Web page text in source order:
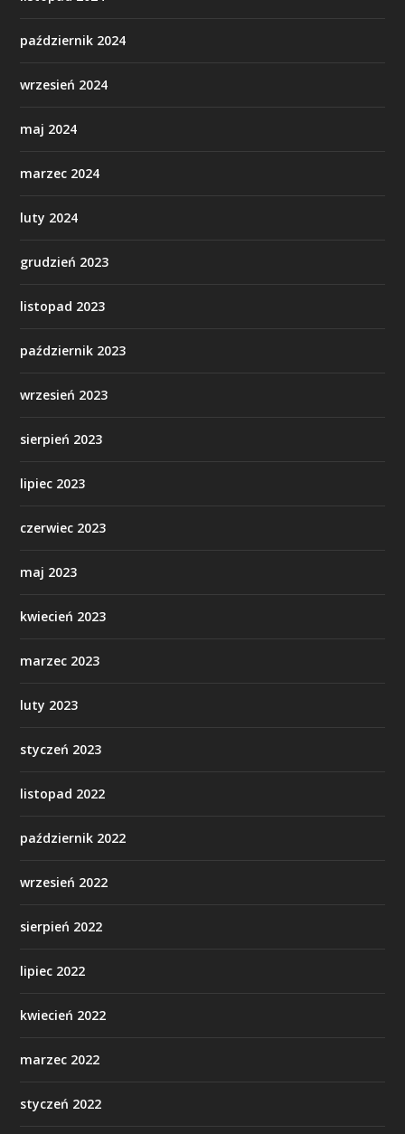
październik 2024
wrzesień 2024
maj 2024
marzec 2024
luty 2024
grudzień 2023
listopad 2023
październik 2023
wrzesień 2023
sierpień 2023
lipiec 2023
czerwiec 2023
maj 2023
kwiecień 2023
marzec 2023
luty 2023
styczeń 2023
listopad 2022
październik 2022
wrzesień 2022
sierpień 2022
lipiec 2022
kwiecień 2022
marzec 2022
styczeń 2022